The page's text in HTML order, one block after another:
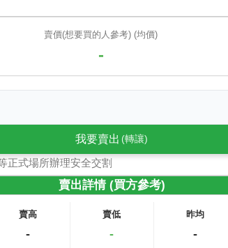
賣價(想要買的人參考) (均價)
-
我要賣出 (轉讓)
正式場所辦理安全交割
賣出詳情 (買方參考)
賣高
-
賣低
-
昨均
-